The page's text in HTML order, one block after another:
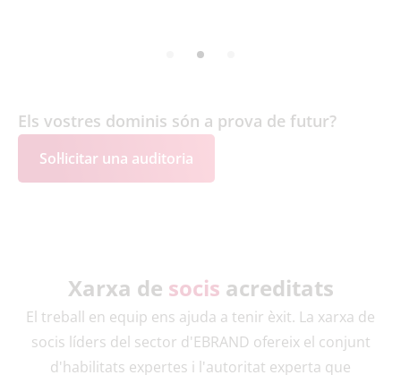
Els vostres dominis són a prova de futur?
Sol·licitar una auditoria
Xarxa de socis acreditats
El treball en equip ens ajuda a tenir èxit. La xarxa de
socis líders del sector d'EBRAND ofereix el conjunt
d'habilitats expertes i l'autoritat experta que